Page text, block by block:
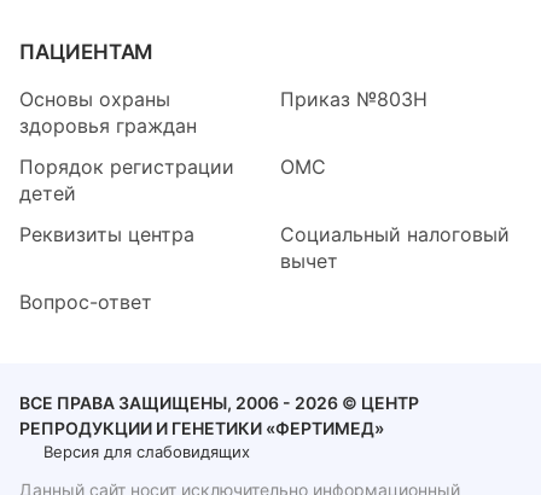
ПАЦИЕНТАМ
Основы охраны
здоровья граждан
Приказ №803Н
Порядок регистрации
детей
ОМС
Реквизиты центра
Социальный налоговый
вычет
Вопрос-ответ
ВСЕ ПРАВА ЗАЩИЩЕНЫ, 2006 - 2026 © ЦЕНТР
РЕПРОДУКЦИИ И ГЕНЕТИКИ «ФЕРТИМЕД»
Версия для слабовидящих
Данный сайт носит исключительно информационный